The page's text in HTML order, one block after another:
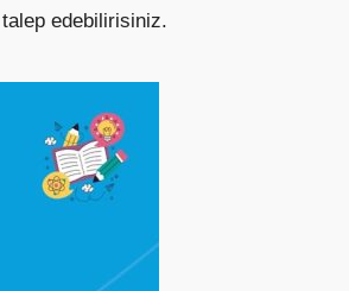
edebilirisiniz.